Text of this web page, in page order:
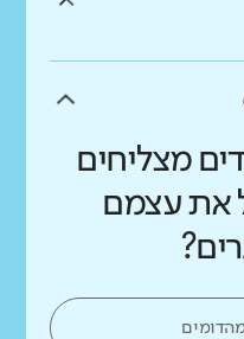
מצליחים
את עצמם